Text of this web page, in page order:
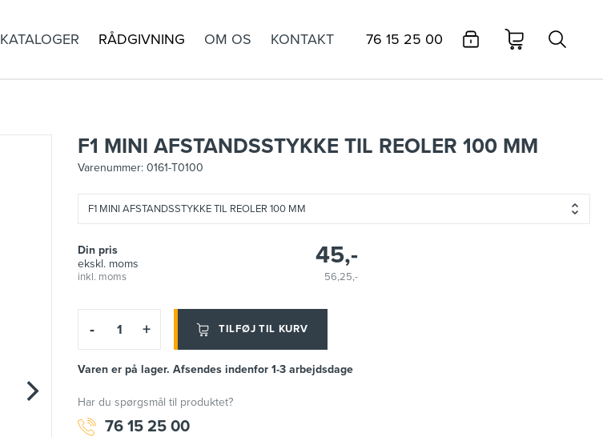
KATALOGER RÅDGIVNING OM OS KONTAKT 76 15 25 00
F1 MINI AFSTANDSSTYKKE TIL REOLER 100 MM
Varenummer: 0161-T0100
F1 MINI AFSTANDSSTYKKE TIL REOLER 100 MM
Din pris
ekskl. moms
45,-
inkl. moms 56,25,-
- + TILFØJ TIL KURV
Varen er på lager. Afsendes indenfor 1-3 arbejdsdage
Har du spørgsmål til produktet?
76 15 25 00